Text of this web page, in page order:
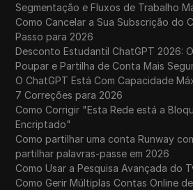
Segmentação e Fluxos de Trabalho
Como Cancelar a Sua Subscrição do
Passo para 2026
Desconto Estudantil ChatGPT 2026:
Poupar e Partilha de Conta Mais
O ChatGPT Está Com Capacidade
7 Correções para 2026
Como Corrigir "Esta Rede está a
Encriptado"
Como partilhar uma conta Runway
partilhar palavras-passe em 2026
Como Usar a Pesquisa Avançada do
Como Gerir Múltiplas Contas Online